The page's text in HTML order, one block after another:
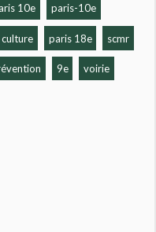
10e paris-10e
culture paris 18e scmr
9e voirie